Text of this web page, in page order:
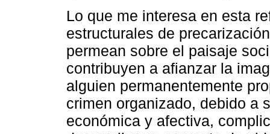
Lo que me interesa en esta
estructurales de
permean sobre el paisaje
contribuyen a afianzar la
alguien permanentemente
crimen organizado, debido a
económica y afectiva,